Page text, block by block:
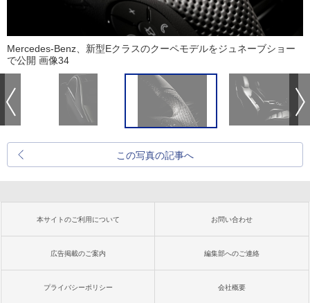
Mercedes-Benz、新型Eクラスのクーペモデルをジュネーブショー
で公開 画像34
この写真の記事へ
本サイトのご利用について お問い合わせ
広告掲載のご案内 編集部へのご連絡
プライバシーポリシー 会社概要